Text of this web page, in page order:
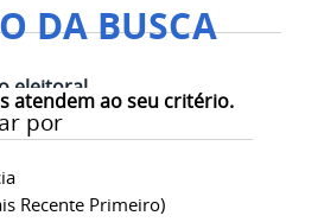
DA BUSCA
atendem ao seu critério.
por
Recente Primeiro)
eleitoral
modificação